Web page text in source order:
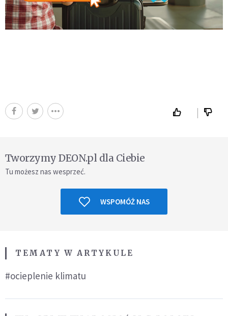
Tworzymy DEON.pl dla Ciebie
Tu możesz nas wesprzeć.
WSPOMÓŻ NAS
TEMATY W ARTYKULE
#ocieplenie klimatu